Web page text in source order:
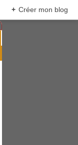
+ Créer mon blog